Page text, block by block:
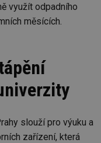
využít odpadního
měsících.
slouží pro výuku a
zařízení, která